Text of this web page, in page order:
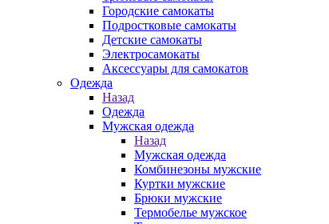
Городские самокаты
Подростковые самокаты
Детские самокаты
Электросамокаты
Аксессуары для самокатов
Одежда
Назад
Одежда
Мужская одежда
Назад
Мужская одежда
Комбинезоны мужские
Куртки мужские
Брюки мужские
Термобелье мужское